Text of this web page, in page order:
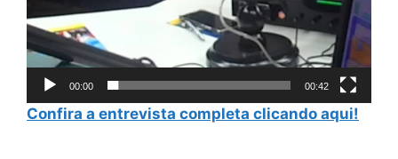
00:00 00:42
Confira a entrevista completa clicando aqui!